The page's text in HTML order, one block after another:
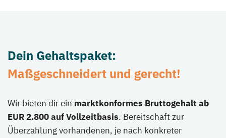
Dein Gehaltspaket:
Maßgeschneidert und gerecht!
Wir bieten dir ein marktkonformes Bruttogehalt ab
EUR 2.800 auf Vollzeitbasis. Bereitschaft zur
Überzahlung vorhandenen, je nach konkreter